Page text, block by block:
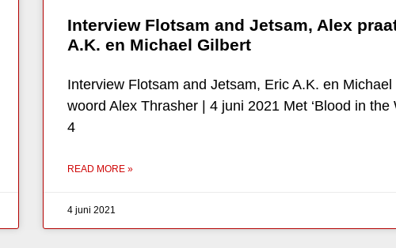
Interview Flotsam and Jetsam, Alex
A.K. en Michael Gilbert
Interview Flotsam and Jetsam, Eric A.K. en
woord Alex Thrasher | 4 juni 2021 Met ‘Blood in the
4
READ MORE »
4 juni 2021